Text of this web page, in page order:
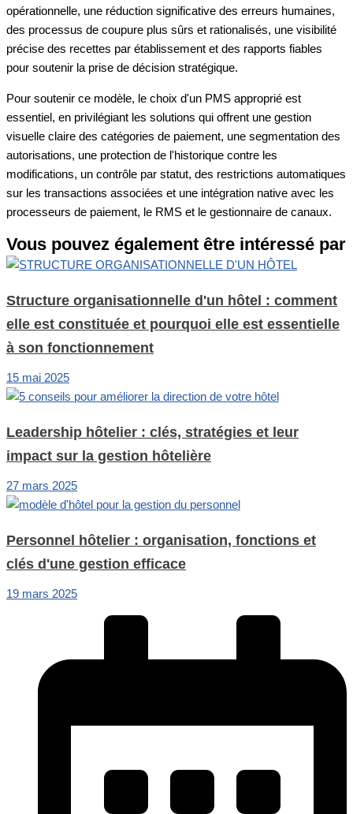
opérationnelle, une réduction significative des erreurs humaines,
des processus de coupure plus sûrs et rationalisés, une visibilité
précise des recettes par établissement et des rapports fiables
pour soutenir la prise de décision stratégique.
Pour soutenir ce modèle, le choix d'un PMS approprié est
essentiel, en privilégiant les solutions qui offrent une gestion
visuelle claire des catégories de paiement, une segmentation des
autorisations, une protection de l'historique contre les
modifications, un contrôle par statut, des restrictions automatiques
sur les transactions associées et une intégration native avec les
processeurs de paiement, le RMS et le gestionnaire de canaux.
Vous pouvez également être intéressé par
Structure organisationnelle d'un hôtel : comment
elle est constituée et pourquoi elle est essentielle
à son fonctionnement
15 mai 2025
Leadership hôtelier : clés, stratégies et leur
impact sur la gestion hôtelière
27 mars 2025
Personnel hôtelier : organisation, fonctions et
clés d'une gestion efficace
19 mars 2025